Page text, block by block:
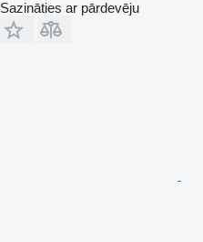
Sazināties ar pārdevēju